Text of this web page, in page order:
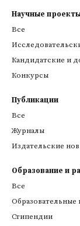
Научные
Все
Кандидатские и
Конкурсы
Публикации
Все
Журналы
Издательские
Образование и
Все
Стипендии